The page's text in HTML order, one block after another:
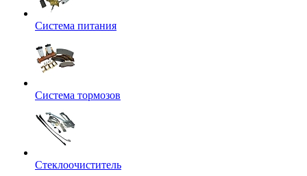
Система питания
Система тормозов
Стеклоочиститель